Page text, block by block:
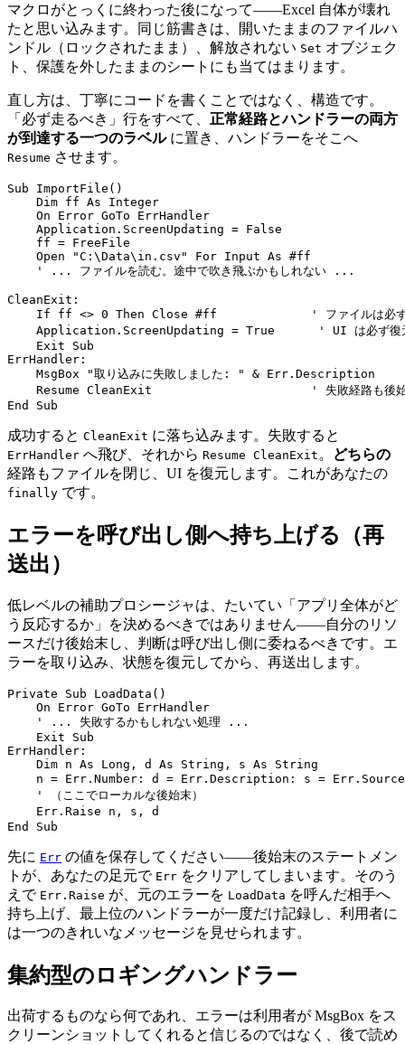
マクロがとっくに終わった後になって——Excel 自体が壊れ
たと思い込みます。同じ筋書きは、開いたままのファイルハ
ンドル（ロックされたまま）、解放されない Set オブジェク
ト、保護を外したままのシートにも当てはまります。
直し方は、丁寧にコードを書くことではなく、構造です。
「必ず走るべき」行をすべて、 正常経路とハンドラーの両方
が到達する一つのラベルに置き、ハンドラーをそこへ
Resume させます。
Sub ImportFile()
    Dim ff As Integer
    On Error GoTo ErrHandler
    Application.ScreenUpdating = False
    ff = FreeFile
    Open "C:\Data\in.csv" For Input As #ff
    ' ... ファイルを読む。途中で吹き飛ぶかもしれない ...
CleanExit:
If ff <> 0 Then Close #ff             ' ファイルは必ず
Application.ScreenUpdating = True      ' UI は必ず復
    Exit Sub
ErrHandler:
    MsgBox "取り込みに失敗しました: " & Err.Description
Resume CleanExit                      ' 失敗経路も後始
成功すると CleanExit に落ち込みます。失敗すると
ErrHandler へ飛び、それから Resume CleanExit 。
どちらの
経路もファイルを閉じ、UI を復元します。これがあなたの
finally です。
エラーを呼び出し側へ持ち上げる（再
送出）
低レベルの補助プロシージャは、たいてい「アプリ全体がど
う反応するか」を決めるべきではありません——自分のリソ
ースだけ後始末し、判断は呼び出し側に委ねるべきです。エ
ラーを取り込み、状態を復元してから、再送出します。
Private Sub LoadData()
    On Error GoTo ErrHandler
    ' ... 失敗するかもしれない処理 ...
    Exit Sub
ErrHandler:
    Dim n As Long, d As String, s As String
n = Err.Number: d = Err.Description: s = Err.Source
    ' （ここでローカルな後始末）
Err.Raise n, s, d
先に Err の値を保存してください——後始末のステートメン
トが、あなたの足元で Err をクリアしてしまいます。そのう
えで Err.Raise が、元のエラーを LoadData を呼んだ相手へ
持ち上げ、最上位のハンドラーが一度だけ記録し、利用者に
は一つのきれいなメッセージを見せられます。
集約型のロギングハンドラー
出荷するものなら何であれ、エラーは利用者が MsgBox をス
クリーンショットしてくれると信じるのではなく、後で読め